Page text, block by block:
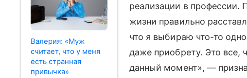
Валерия: «Муж
считает, что у меня
есть странная
привычка»
реализации в профессии.
жизни правильно
что я выбираю что-то
даже приобрету. Это все,
данный момент», —